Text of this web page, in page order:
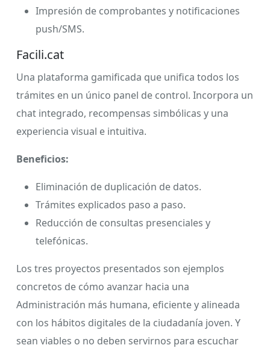
Impresión de comprobantes y notificaciones
push/SMS.
Facili.cat
Una plataforma gamificada que unifica todos los
trámites en un único panel de control. Incorpora un
chat integrado, recompensas simbólicas y una
experiencia visual e intuitiva.
Beneficios:
Eliminación de duplicación de datos.
Trámites explicados paso a paso.
Reducción de consultas presenciales y
telefónicas.
Los tres proyectos presentados son ejemplos
concretos de cómo avanzar hacia una
Administración más humana, eficiente y alineada
con los hábitos digitales de la ciudadanía joven. Y
sean viables o no deben servirnos para escuchar